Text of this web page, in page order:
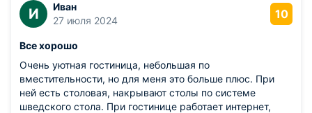
И
Иван
27 июля 2024
10
Все хорошо
Очень уютная гостиница, небольшая по
вместительности, но для меня это больше плюс. При
ней есть столовая, накрывают столы по системе
шведского стола. При гостинице работает интернет,